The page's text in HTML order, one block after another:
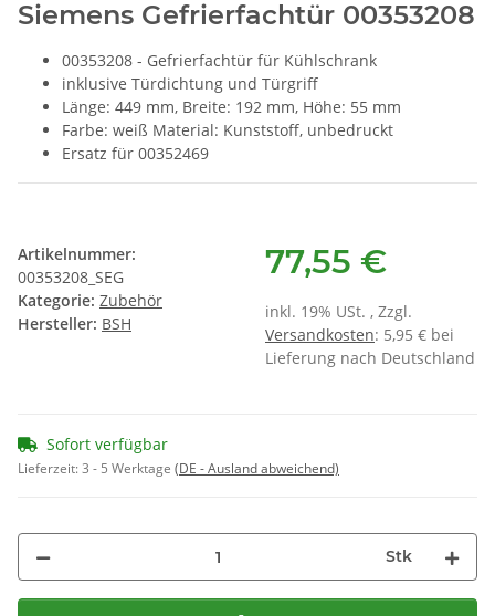
Siemens Gefrierfachtür 00353208
00353208 - Gefrierfachtür für Kühlschrank
inklusive Türdichtung und Türgriff
Länge: 449 mm, Breite: 192 mm, Höhe: 55 mm
Farbe: weiß Material: Kunststoff, unbedruckt
Ersatz für 00352469
Artikelnummer:
00353208_SEG
Kategorie: Zubehör
Hersteller: BSH
77,55 €
inkl. 19% USt. , Zzgl.
Versandkosten: 5,95 € bei
Lieferung nach Deutschland
Sofort verfügbar
Lieferzeit:3 - 5 Werktage (DE - Ausland abweichend)
Stk